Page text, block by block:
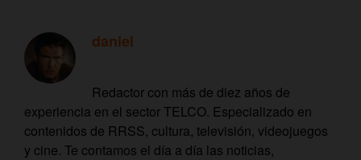
daniel
Redactor con más de diez años de
experiencia en el sector TELCO. Especializado en
contenidos de RRSS, cultura, televisión, videojuegos
y cine. Te contamos el día a día las noticias,